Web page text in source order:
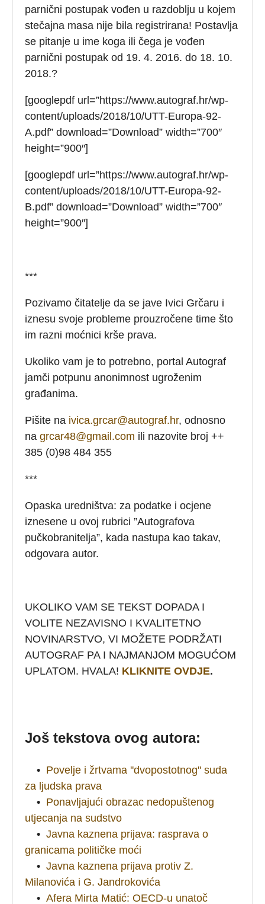
parnični postupak vođen u razdoblju u kojem
stečajna masa nije bila registrirana! Postavlja
se pitanje u ime koga ili čega je vođen
parnični postupak od 19. 4. 2016. do 18. 10.
2018.?
[googlepdf url=”https://www.autograf.hr/wp-
content/uploads/2018/10/UTT-Europa-92-
A.pdf” download=”Download” width=”700″
height=”900″]
[googlepdf url=”https://www.autograf.hr/wp-
content/uploads/2018/10/UTT-Europa-92-
B.pdf” download=”Download” width=”700″
height=”900″]
***
Pozivamo čitatelje da se jave Ivici Grčaru i
iznesu svoje probleme prouzročene time što
im razni moćnici krše prava.
Ukoliko vam je to potrebno, portal Autograf
jamči potpunu anonimnost ugroženim
građanima.
Pišite na ivica.grcar@autograf.hr, odnosno
nagrcar48@gmail.com ili nazovite broj ++
385 (0)98 484 355
***
Opaska uredništva: za podatke i ocjene
iznesene u ovoj rubrici ”Autografova
pučkobranitelja”, kada nastupa kao takav,
odgovara autor.
UKOLIKO VAM SE TEKST DOPADA I
VOLITE NEZAVISNO I KVALITETNO
NOVINARSTVO, VI MOŽETE PODRŽATI
AUTOGRAF PA I NAJMANJOM MOGUĆOM
UPLATOM. HVALA! KLIKNITE OVDJE.
Još tekstova ovog autora:
• Povelje i žrtvama ''dvopostotnog'' suda
za ljudska prava
• Ponavljajući obrazac nedopuštenog
utjecanja na sudstvo
• Javna kaznena prijava: rasprava o
granicama političke moći
• Javna kaznena prijava protiv Z.
Milanovića i G. Jandrokovića
• Afera Mirta Matić: OECD-u unatoč